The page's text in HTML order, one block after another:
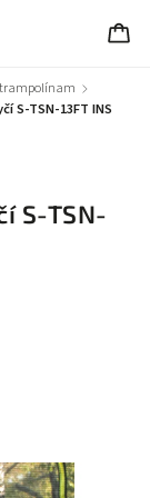
/
S-TSN-13FT INS
S-TSN-